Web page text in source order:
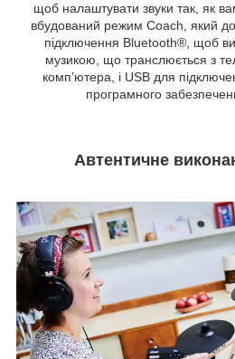
щоб налаштувати звуки так, як
вбудований режим Coach, який
підключення Bluetooth®, щоб ви
музикою, що транслюється з
комп’ютера, і USB для
програмного
Автентичне